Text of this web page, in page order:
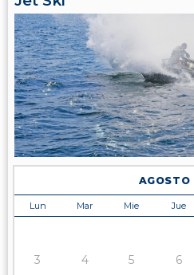
AGOSTO
Lun Mar Mie Jue
3
4 5 6